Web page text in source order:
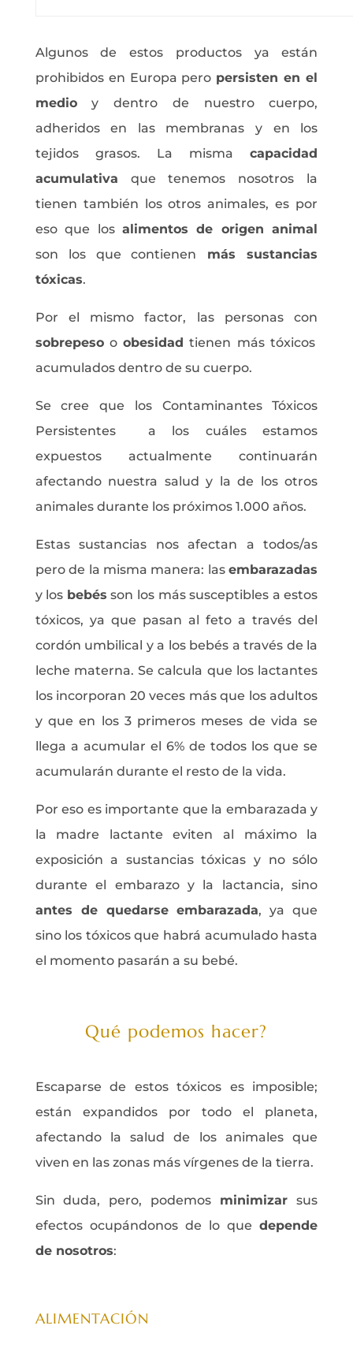
Algunos de estos productos ya están
prohibidos en Europa pero persisten en el
medioy dentro de nuestro cuerpo,
adheridos en las membranas y en los
tejidos grasos. La mismacapacidad
acumulativa que tenemos nosotros la
tienen también los otros animales, es por
eso que los alimentos de origen animal
son los que contienen más sustancias
tóxicas.
Por el mismo factor, las personas con
sobrepesooobesidad tienen más tóxicos
acumulados dentro de su cuerpo.
Se cree que los Contaminantes Tóxicos
Persistentes a los cuáles estamos
expuestos actualmente continuarán
afectando nuestra salud y la de los otros
animales durante los próximos 1.000 años.
Estas sustancias nos afectan a todos/as
pero de la misma manera: lasembarazadas
y los bebés son los más susceptibles a estos
tóxicos, ya que pasan al feto a través del
cordón umbilical y a los bebés a través de la
leche materna. Se calcula que los lactantes
los incorporan 20 veces más que los adultos
y que en los 3 primeros meses de vida se
llega a acumular el 6% de todos los que se
acumularán durante el resto de la vida.
Por eso es importante que la embarazada y
la madre lactante eviten al máximo la
exposición a sustancias tóxicas y no sólo
durante el embarazo y la lactancia, sino
antes de quedarse embarazada, ya que
sino los tóxicos que habrá acumulado hasta
el momento pasarán a su bebé.
Qué podemos hacer?
Escaparse de estos tóxicos es imposible;
están expandidos por todo el planeta,
afectando la salud de los animales que
viven en las zonas más vírgenes de la tierra.
Sin duda, pero, podemos minimizarsus
efectos ocupándonos de lo quedepende
de nosotros:
ALIMENTACIÓN